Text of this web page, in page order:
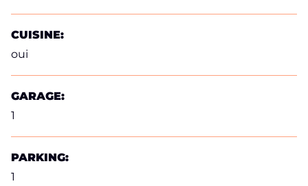
CUISINE:
oui
GARAGE:
1
PARKING:
1